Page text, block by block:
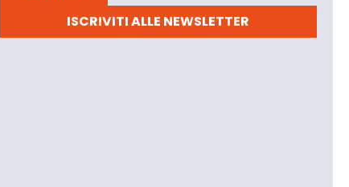
ISCRIVITI ALLE NEWSLETTER